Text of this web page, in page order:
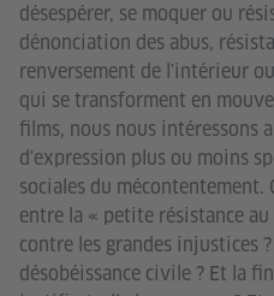
désespérer, se moquer ou
dénonciation des abus,
renversement de l'intérieur
qui se transforment en
films, nous nous intéressons
d'expression plus ou moins
sociales du
entre la « petite résistance
contre les grandes injustices
désobéissance civile ? Et la